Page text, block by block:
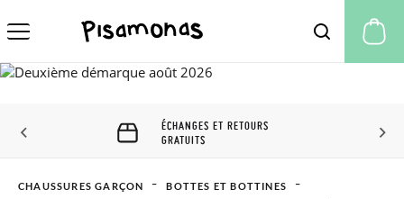
ÉCHANGES ET RETOURS
GRATUITS
CHAUSSURES GARÇON
BOTTES ET BOTTINES